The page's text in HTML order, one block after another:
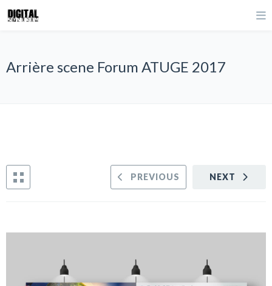
Arrière scene Forum ATUGE 2017
NEXT
PREVIOUS